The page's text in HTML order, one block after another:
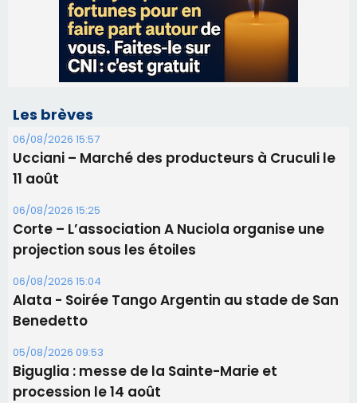
Les brèves
06/08/2026 15:57
Ucciani – Marché des producteurs à Cruculi le
11 août
06/08/2026 15:25
Corte – L’association A Nuciola organise une
projection sous les étoiles
06/08/2026 15:04
Alata - Soirée Tango Argentin au stade de San
Benedetto
05/08/2026 09:53
Biguglia : messe de la Sainte-Marie et
procession le 14 août